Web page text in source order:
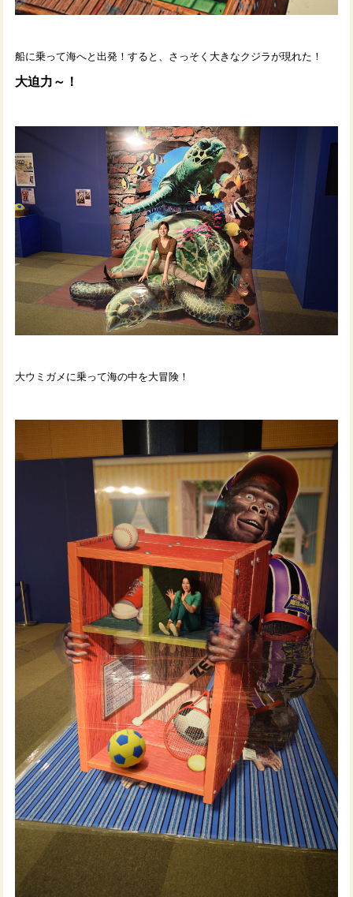
船に乗って海へと出発！すると、さっそく大きなクジラが現れた！
大迫力～！
大ウミガメに乗って海の中を大冒険！